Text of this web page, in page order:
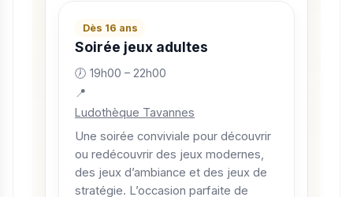
Dès 16 ans
Soirée jeux adultes
🕖 19h00 – 22h00
📍
Ludothèque Tavannes
Une soirée conviviale pour découvrir
ou redécouvrir des jeux modernes,
des jeux d’ambiance et des jeux de
stratégie. L’occasion parfaite de